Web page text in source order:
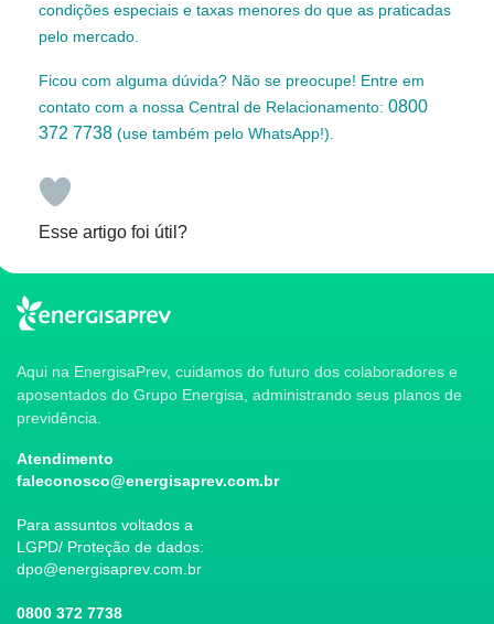
condições especiais e taxas menores do que as praticadas
pelo mercado.
Ficou com alguma dúvida? Não se preocupe! Entre em
contato com a nossa Central de Relacionamento: 0800
372 7738 (use também pelo WhatsApp!).
Esse artigo foi útil?
Aqui na EnergisaPrev, cuidamos do futuro dos colaboradores e
aposentados do Grupo Energisa, administrando seus planos de
previdência.
Atendimento
faleconosco@energisaprev.com.br
Para assuntos voltados a
LGPD/ Proteção de dados:
dpo@energisaprev.com.br
0800 372 7738